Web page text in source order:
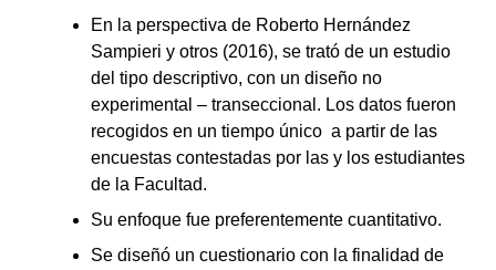
En la perspectiva de Roberto Hernández
Sampieri y otros (2016), se trató de un estudio
del tipo descriptivo, con un diseño no
experimental – transeccional. Los datos fueron
recogidos en un tiempo único a partir de las
encuestas contestadas por las y los estudiantes
de la Facultad.
Su enfoque fue preferentemente cuantitativo.
Se diseñó un cuestionario con la finalidad de